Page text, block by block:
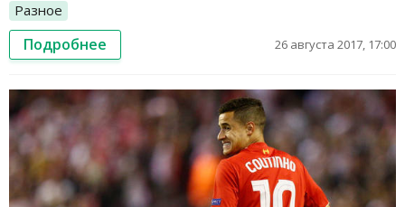
Разное
Подробнее 26 августа 2017, 17:00